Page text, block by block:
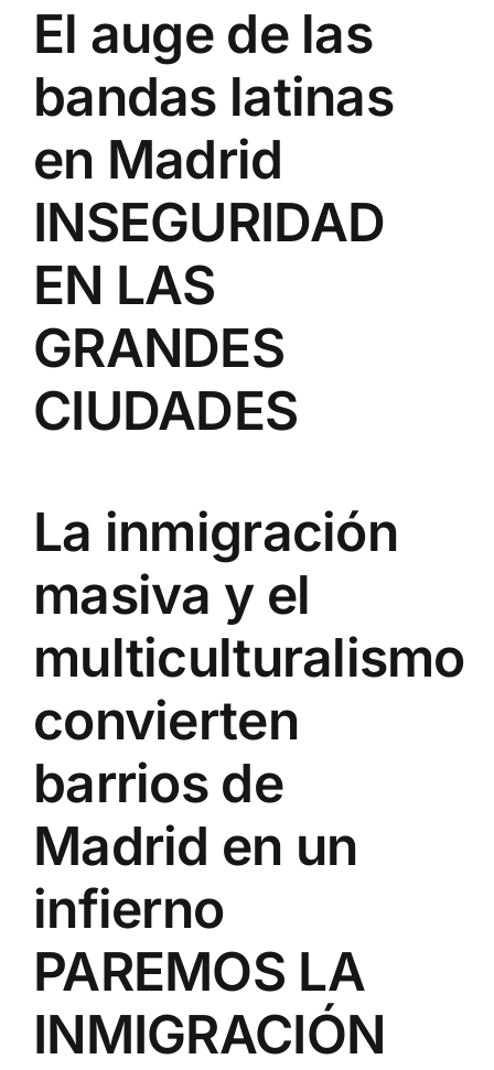
El auge de las
bandas latinas
en Madrid
INSEGURIDAD
EN LAS
GRANDES
CIUDADES
La inmigración
masiva y el
multiculturalismo
convierten
barrios de
Madrid en un
infierno
PAREMOS LA
INMIGRACIÓN